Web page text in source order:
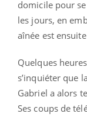
domicile pour
les jours, en
aînée est
Quelques
s’inquiéter que
Gabriel a alors
Ses coups de